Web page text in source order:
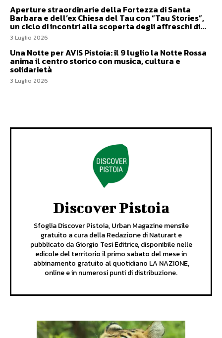
Aperture straordinarie della Fortezza di Santa
Barbara e dell’ex Chiesa del Tau con “Tau Stories”,
un ciclo di incontri alla scoperta degli affreschi di...
3 Luglio 2026
Una Notte per AVIS Pistoia: il 9 luglio la Notte Rossa
anima il centro storico con musica, cultura e
solidarietà
3 Luglio 2026
Discover Pistoia
Sfoglia Discover Pistoia, Urban Magazine mensile
gratuito a cura della Redazione di Naturart e
pubblicato da Giorgio Tesi Editrice, disponibile nelle
edicole del territorio il primo sabato del mese in
abbinamento gratuito al quotidiano LA NAZIONE,
online e in numerosi punti di distribuzione.